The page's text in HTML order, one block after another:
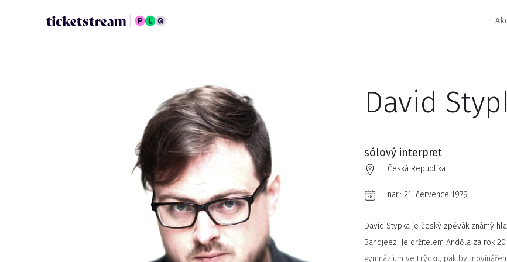
David
sólový interpret
Česká Republika
nar.: 21. července 1979
David Stypka je český zpěvák známý
Bandjeez. Je držitelem Anděla za rok
gymnázium ve Frýdku, pak byl